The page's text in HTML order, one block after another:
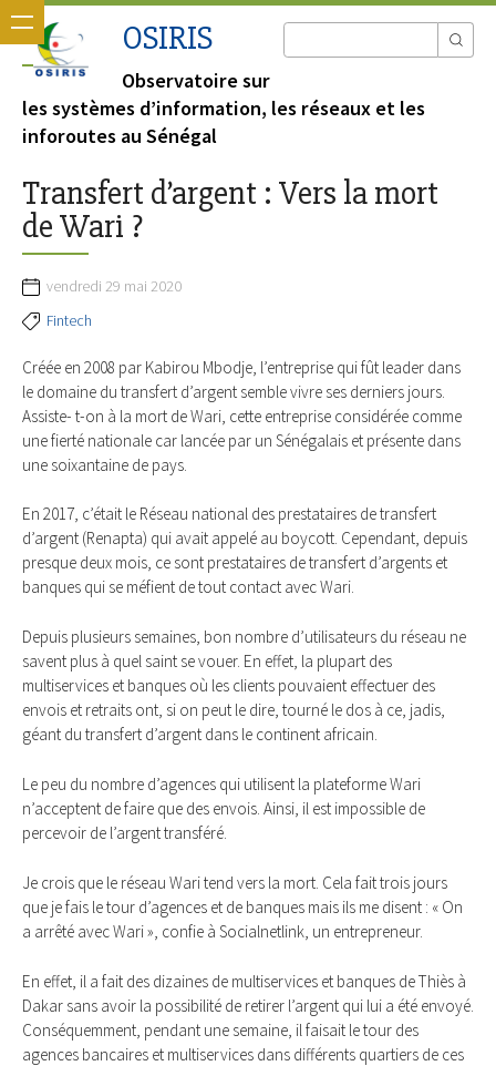
OSIRIS
Observatoire sur
les systèmes d’information, les réseaux et les
inforoutes au Sénégal
Transfert d’argent : Vers la mort
de Wari ?
vendredi 29 mai 2020
Fintech
Créée en 2008 par Kabirou Mbodje, l’entreprise qui fût leader dans
le domaine du transfert d’argent semble vivre ses derniers jours.
Assiste- t-on à la mort de Wari, cette entreprise considérée comme
une fierté nationale car lancée par un Sénégalais et présente dans
une soixantaine de pays.
En 2017, c’était le Réseau national des prestataires de transfert
d’argent (Renapta) qui avait appelé au boycott. Cependant, depuis
presque deux mois, ce sont prestataires de transfert d’argents et
banques qui se méfient de tout contact avec Wari.
Depuis plusieurs semaines, bon nombre d’utilisateurs du réseau ne
savent plus à quel saint se vouer. En effet, la plupart des
multiservices et banques où les clients pouvaient effectuer des
envois et retraits ont, si on peut le dire, tourné le dos à ce, jadis,
géant du transfert d’argent dans le continent africain.
Le peu du nombre d’agences qui utilisent la plateforme Wari
n’acceptent de faire que des envois. Ainsi, il est impossible de
percevoir de l’argent transféré.
Je crois que le réseau Wari tend vers la mort. Cela fait trois jours
que je fais le tour d’agences et de banques mais ils me disent : « On
a arrêté avec Wari », confie à Socialnetlink, un entrepreneur.
En effet, il a fait des dizaines de multiservices et banques de Thiès à
Dakar sans avoir la possibilité de retirer l’argent qui lui a été envoyé.
Conséquemment, pendant une semaine, il faisait le tour des
agences bancaires et multiservices dans différents quartiers de ces